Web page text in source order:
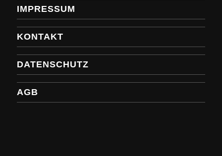
IMPRESSUM
KONTAKT
DATENSCHUTZ
AGB